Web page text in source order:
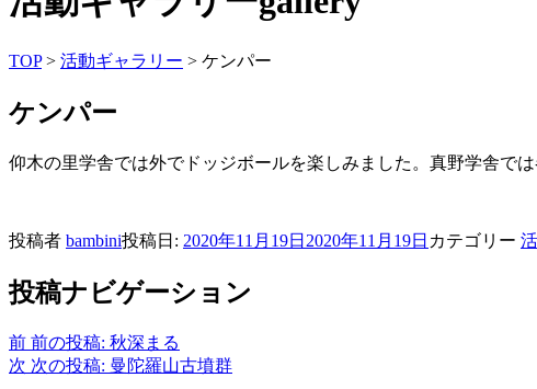
TOP> 活動ギャラリー > ケンパー
ケンパー
仰木の里学舎では外でドッジボールを楽しみました。真野学舎で
投稿者 bambini投稿日: 2020年11月19日 2020年11月19日 カテゴリー
投稿ナビゲーション
前 前の投稿: 秋深まる
次 次の投稿: 曼陀羅山古墳群